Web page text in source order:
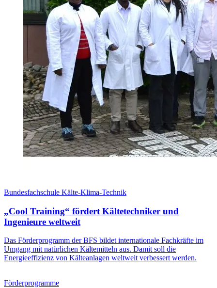
Bundesfachschule Kälte-Klima-Technik
„Cool Training“ fördert Kältetechniker und
Ingenieure weltweit
Das Förderprogramm der BFS bildet internationale Fachkräfte im
Umgang mit natürlichen Kältemitteln aus. Damit soll die
Energieeffizienz von Kälteanlagen weltweit verbessert werden.
Förderprogramme